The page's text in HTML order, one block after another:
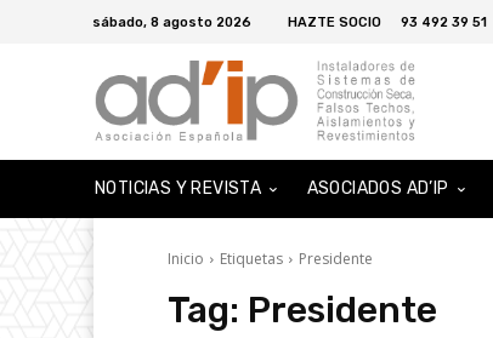
sábado, 8 agosto 2026 HAZTE SOCIO 93 492 39 51
NOTICIAS Y REVISTA ASOCIADOS AD’IP
Inicio Etiquetas Presidente
Tag: Presidente